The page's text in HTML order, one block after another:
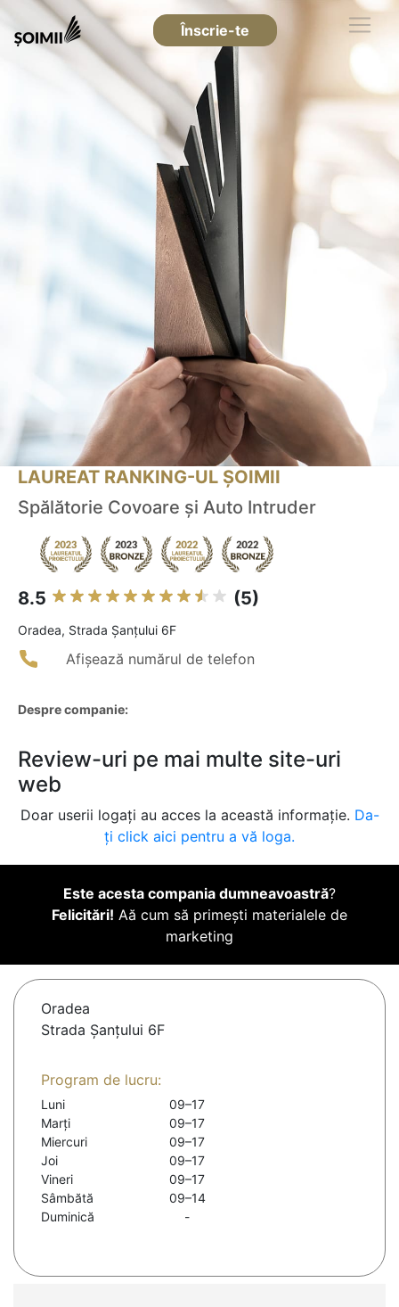
Înscrie-te
LAUREAT RANKING-UL ȘOIMII
Spălătorie Covoare și Auto Intruder
8.5 (5)
Oradea, Strada Șanțului 6F
Afișează numărul de telefon
Despre companie:
Review-uri pe mai multe site-uri
web
Doar userii logați au acces la această informație. Da-
ți click aici pentru a vă loga.
Este acesta compania dumneavoastră?
Felicitări! Aă cum să primești materialele de
marketing
Oradea
Strada Șanțului 6F
Program de lucru:
Luni
09–17
Marți
09–17
Miercuri
09–17
Joi
09–17
Vineri
09–17
Sâmbătă
09–14
Duminică
-